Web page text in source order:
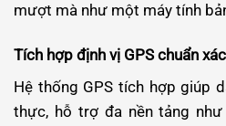
mượt mà như một máy tính
Tích hợp định vị GPS chuẩn
Hệ thống GPS tích hợp giúp
thực, hỗ trợ đa nền tảng như